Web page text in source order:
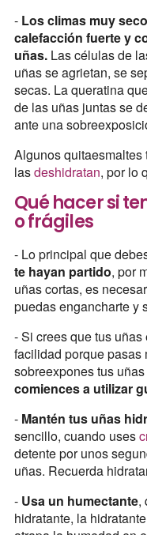
- Los climas muy
calefacción fuerte y
uñas.Las células de
uñas se agrietan, se
secas. La queratina
de las uñas juntas se
ante una
Algunos
lasdeshidratan, por lo
Qué hacer si
o frágiles
- Lo principal que
te hayan partido, por
uñas cortas, es
puedas engancharte y
- Si crees que tus
facilidad porque pasas
sobreexpones tus
comiences a utilizar
- Mantén tus uñas
sencillo, cuando uses
detente por unos
uñas. Recuerda
- Usa un humectante,
hidratante, la